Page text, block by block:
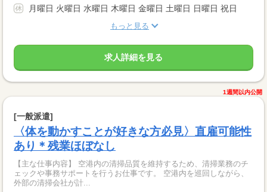
月曜日 火曜日 水曜日 木曜日 金曜日 土曜日 日曜日 祝日
もっと見る
求人詳細を見る
1週間以内公開
[一般派遣]
〈体を動かすことが好きな方必見〉直雇可能性
あり＊残業ほぼなし
【主な仕事内容】 空港内の清掃品質を維持するため、清掃業務のチ
ェックや事務サポートを行うお仕事です。 空港内を巡回しながら、
外部の清掃会社が計...